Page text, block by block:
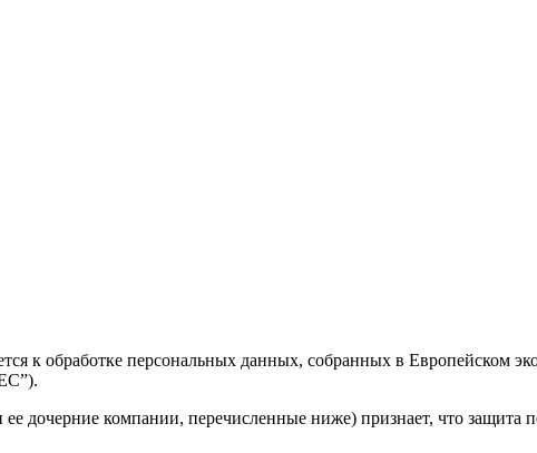
к обработке персональных данных, собранных в Европейском
дочерние компании, перечисленные ниже) признает, что